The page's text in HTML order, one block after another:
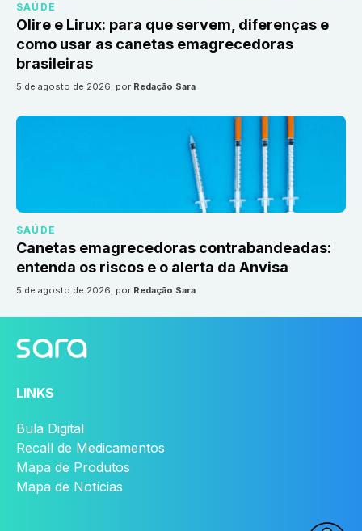
SAÚDE
Olire e Lirux: para que servem, diferenças e
como usar as canetas emagrecedoras
brasileiras
5 de agosto de 2026, por Redação Sara
SAÚDE
Canetas emagrecedoras contrabandeadas:
entenda os riscos e o alerta da Anvisa
5 de agosto de 2026, por Redação Sara
LINKS
Bula Digital
Recall de Medicamentos
Mapa de Produtos
Mapa de Notícias